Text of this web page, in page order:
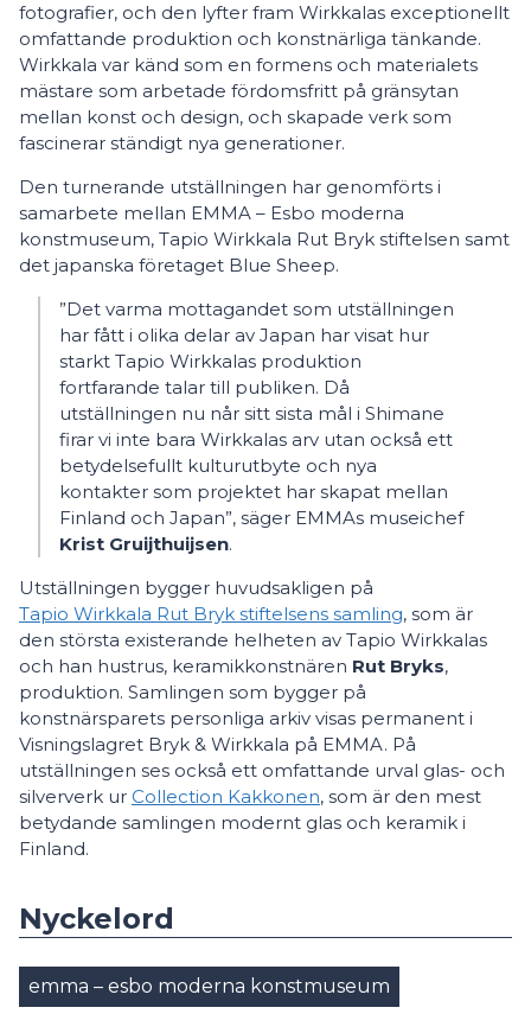
fotografier, och den lyfter fram Wirkkalas exceptionellt
omfattande produktion och konstnärliga tänkande.
Wirkkala var känd som en formens och materialets
mästare som arbetade fördomsfritt på gränsytan
mellan konst och design, och skapade verk som
fascinerar ständigt nya generationer.
Den turnerande utställningen har genomförts i
samarbete mellan EMMA – Esbo moderna
konstmuseum, Tapio Wirkkala Rut Bryk stiftelsen samt
det japanska företaget Blue Sheep.
”Det varma mottagandet som utställningen
har fått i olika delar av Japan har visat hur
starkt Tapio Wirkkalas produktion
fortfarande talar till publiken. Då
utställningen nu når sitt sista mål i Shimane
firar vi inte bara Wirkkalas arv utan också ett
betydelsefullt kulturutbyte och nya
kontakter som projektet har skapat mellan
Finland och Japan”, säger EMMAs museichef
Krist Gruijthuijsen.
Utställningen bygger huvudsakligen på
Tapio Wirkkala Rut Bryk stiftelsens samling, som är
den största existerande helheten av Tapio Wirkkalas
och han hustrus, keramikkonstnären Rut Bryks,
produktion. Samlingen som bygger på
konstnärsparets personliga arkiv visas permanent i
Visningslagret Bryk & Wirkkala på EMMA. På
utställningen ses också ett omfattande urval glas- och
silververk ur Collection Kakkonen, som är den mest
betydande samlingen modernt glas och keramik i
Finland.
Nyckelord
emma – esbo moderna konstmuseum